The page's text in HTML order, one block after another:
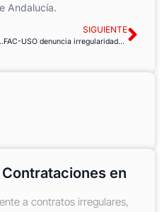
Andalucía.
la Oferta de Empleo Público 2024
SIGUIENTE
FAC-USO denuncia irregularidades en el concurso del Hospital de Riotinto
en
a contratos irregulares,